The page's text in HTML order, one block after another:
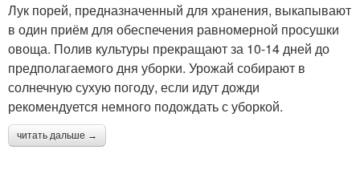
Лук порей, предназначенный для хранения, выкапывают
в один приём для обеспечения равномерной просушки
овоща. Полив культуры прекращают за 10-14 дней до
предполагаемого дня уборки. Урожай собирают в
солнечную сухую погоду, если идут дожди
рекомендуется немного подождать с уборкой.
читать дальше →